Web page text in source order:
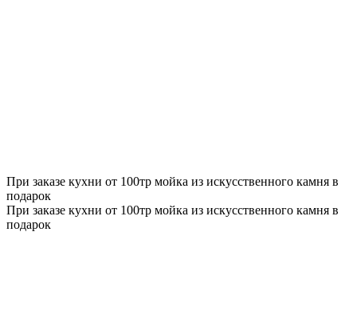
При заказе кухни от 100тр мойка из искусственного камня в
подарок
При заказе кухни от 100тр мойка из искусственного камня в
подарок